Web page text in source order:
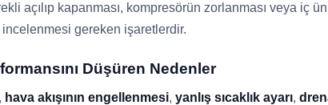
açılıp kapanması, kompresörün zorlanması veya iç
gereken işaretlerdir.
Düşüren Nedenler
, hava akışının engellenmesi, yanlış sıcaklık ayarı,